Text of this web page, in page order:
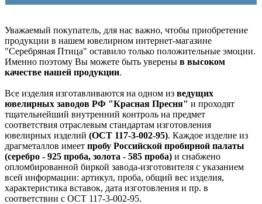
Уважаемый покупатель, для нас важно, чтобы приобретение
продукции в нашем ювелирном интернет-магазине
"Серебряная Птица" оставило только положительные эмоции.
Именно поэтому Вы можете быть уверены в высоком
качестве нашей продукции.
Все изделия изготавливаются на одном из ведущих
ювелирных заводов РФ "Красная Пресня" и проходят
тщательнейший внутренний контроль на предмет
соответствия отраслевым стандартам изготовления
ювелирных изделий (ОСТ 117-3-002-95). Каждое изделие из
драгметаллов имеет пробу Российской пробирной палаты
(серебро - 925 проба, золота - 585 проба) и снабжено
опломбированной биркой завода-изготовителя с указанием
всей информации: артикул, проба, общий вес изделия,
характеристика вставок, дата изготовления и пр. в
соответствии с ОСТ 117-3-002-95.